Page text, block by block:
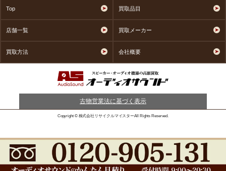
Top 買取品目
店舗一覧 買取メーカー
買取方法 会社概要
古物営業法に基づく表示
Copyright © 株式会社リサイクルマイスターAll Rights Reserved.